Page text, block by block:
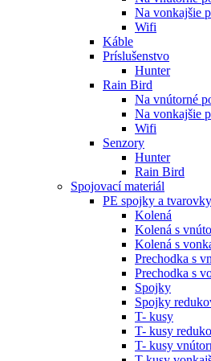
Na vonkajšie
Wifi
Káble
Príslušenstvo
Hunter
Rain Bird
Na vnútorné
Na vonkajšie
Wifi
Senzory
Hunter
Rain Bird
Spojovací materiál
PE spojky a tvarovky
Kolená
Kolená s
Kolená s
Prechodka s
Prechodka s
Spojky
Spojky
T- kusy
T- kusy
T- kusy